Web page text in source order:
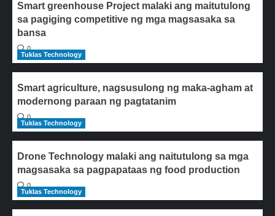
Smart greenhouse Project malaki ang maitutulong
sa pagiging competitive ng mga magsasaka sa
bansa
0
Tuklas Technology
Smart agriculture, nagsusulong ng maka-agham at
modernong paraan ng pagtatanim
0
Tuklas Technology
Drone Technology malaki ang naitutulong sa mga
magsasaka sa pagpapataas ng food production
0
Tuklas Technology